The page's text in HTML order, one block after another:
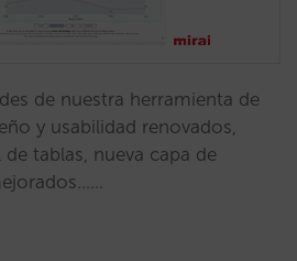
de nuestra herramienta de
y usabilidad renovados,
tablas, nueva capa de